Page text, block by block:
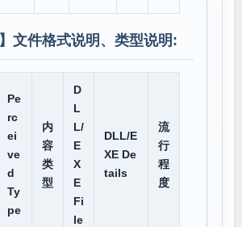
】文件格式说明、类型说明:
Pe
rc
ei
ve
d
Ty
pe
内
容
类
型
D
L
L/
E
X
E
Fi
le
DLL/E
XE De
tails
流
行
程
度